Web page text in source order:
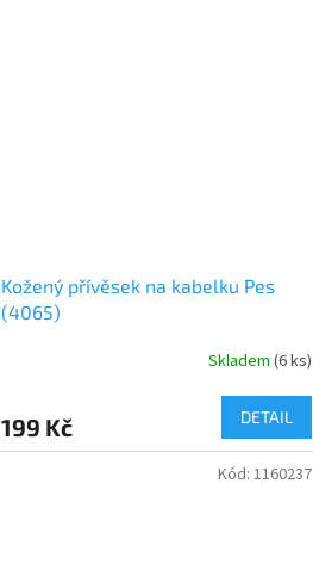
Kožený přívěsek na kabelku Pes
(4065)
Skladem (6 ks)
199 Kč DETAIL
Kód: 1160237